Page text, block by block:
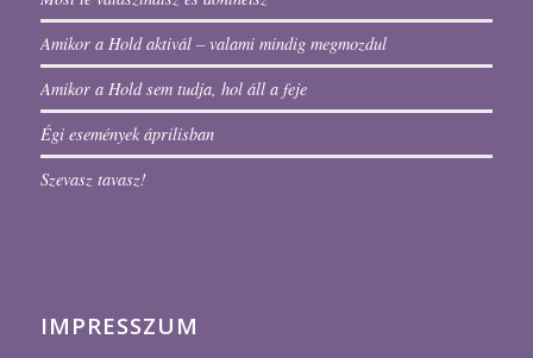
Amikor a Hold aktivál – valami mindig megmozdul
Amikor a Hold sem tudja, hol áll a feje
Égi események áprilisban
Szevasz tavasz!
IMPRESSZUM